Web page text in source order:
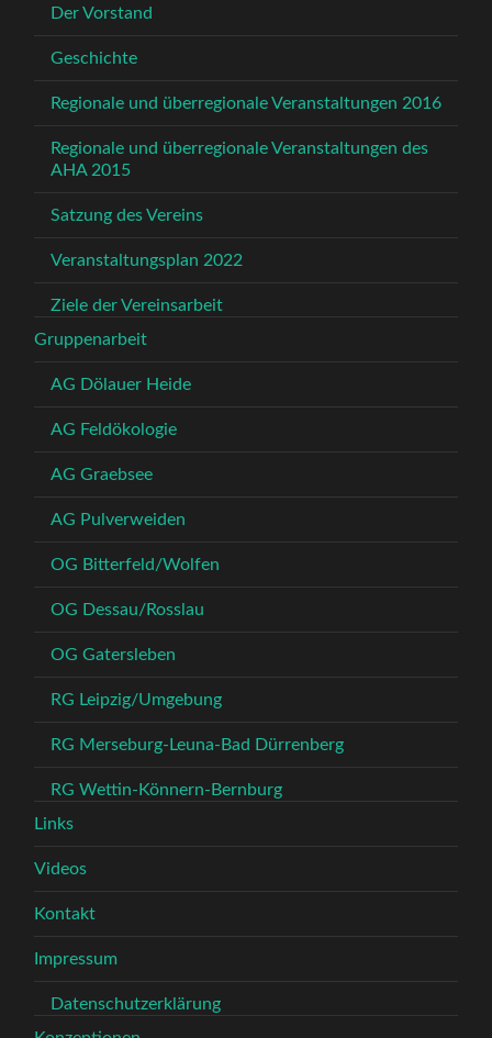
Der Vorstand
Geschichte
Regionale und überregionale Veranstaltungen 2016
Regionale und überregionale Veranstaltungen des
AHA 2015
Satzung des Vereins
Veranstaltungsplan 2022
Ziele der Vereinsarbeit
Gruppenarbeit
AG Dölauer Heide
AG Feldökologie
AG Graebsee
AG Pulverweiden
OG Bitterfeld/Wolfen
OG Dessau/Rosslau
OG Gatersleben
RG Leipzig/Umgebung
RG Merseburg-Leuna-Bad Dürrenberg
RG Wettin-Könnern-Bernburg
Links
Videos
Kontakt
Impressum
Datenschutzerklärung